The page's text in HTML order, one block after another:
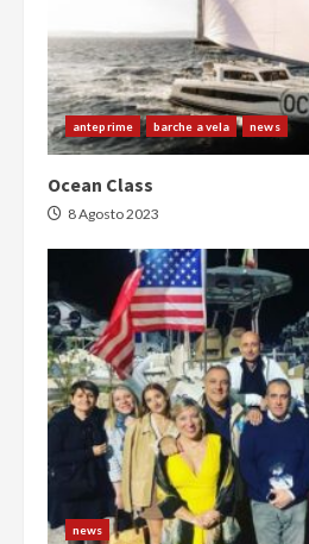
anteprime barche a vela news
Ocean Class
8 Agosto 2023
news